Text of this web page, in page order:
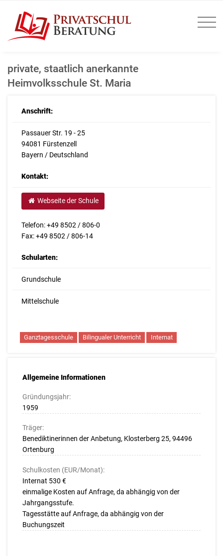
private, staatlich anerkannte
Heimvolksschule St. Maria
Anschrift:
Passauer Str. 19 - 25
94081 Fürstenzell
Bayern / Deutschland
Kontakt:
Webseite der Schule
Telefon: +49 8502 / 806-0
Fax: +49 8502 / 806-14
Schularten:
Grundschule
Mittelschule
Ganztagesschule Bilingualer Unterricht Internat
Allgemeine Informationen
Gründungsjahr:
1959
Träger:
Benediktinerinnen der Anbetung, Klosterberg 25, 94496
Ortenburg
Schulkosten (EUR/Monat):
Internat 530 €
einmalige Kosten auf Anfrage, da abhängig von der
Jahrgangsstufe.
Tagesstätte auf Anfrage, da abhängig von der
Buchungszeit